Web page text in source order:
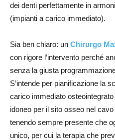
dei denti perfettamente in
(impianti a carico immediato).
Sia ben chiaro: un Chirurgo
con rigore l’intervento perché
senza la giusta
S’intende per pianificazione la
carico immediato
idoneo per il sito osseo nel
tenendo sempre presente che
unico, per cui la terapia che